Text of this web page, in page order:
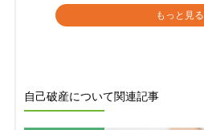
もっと見る
自己破産について関連記事